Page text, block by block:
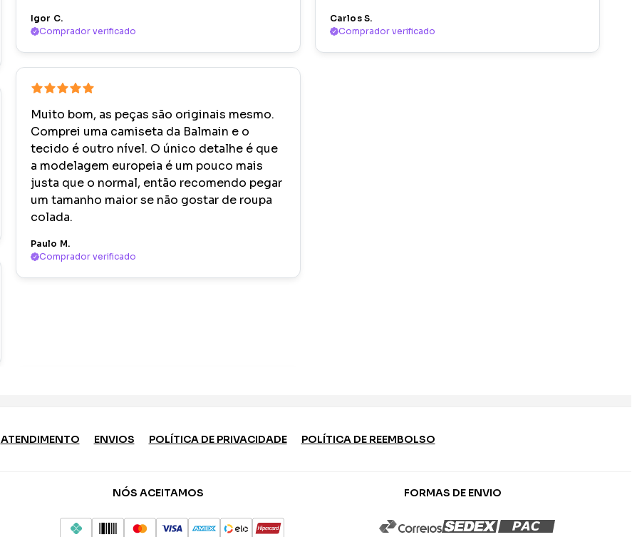
Igor C.
Comprador verificado
Muito bom, as peças são originais mesmo.
Comprei uma camiseta da Balmain e o
tecido é outro nível. O único detalhe é que
a modelagem europeia é um pouco mais
justa que o normal, então recomendo pegar
um tamanho maior se não gostar de roupa
colada.
Paulo M.
Comprador verificado
Carlos S.
Comprador verificado
ATENDIMENTO ENVIOS POLÍTICA DE PRIVACIDADE POLÍTICA DE REEMBOLSO
NÓS ACEITAMOS FORMAS DE ENVIO